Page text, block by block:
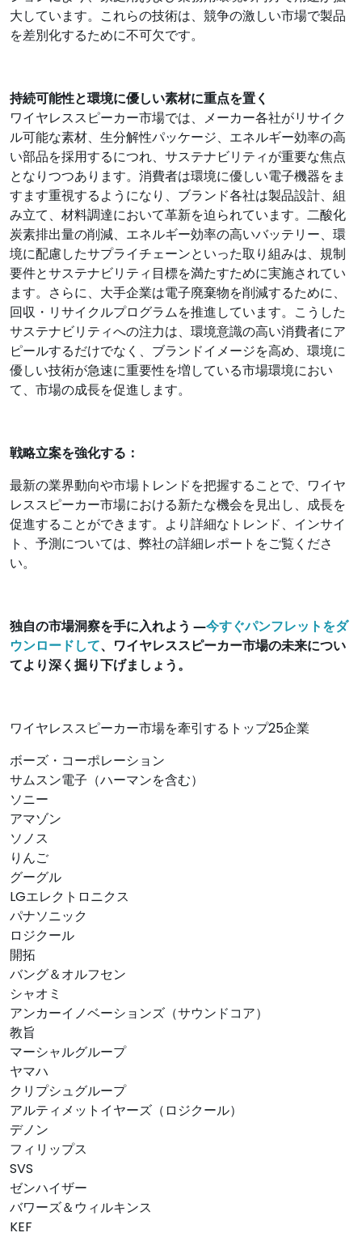
大しています。これらの技術は、競争の激しい市場で製品
を差別化するために不可欠です。
持続可能性と環境に優しい素材に重点を置く
ワイヤレススピーカー市場では、メーカー各社がリサイク
ル可能な素材、生分解性パッケージ、エネルギー効率の高
い部品を採用するにつれ、サステナビリティが重要な焦点
となりつつあります。消費者は環境に優しい電子機器をま
すます重視するようになり、ブランド各社は製品設計、組
み立て、材料調達において革新を迫られています。二酸化
炭素排出量の削減、エネルギー効率の高いバッテリー、環
境に配慮したサプライチェーンといった取り組みは、規制
要件とサステナビリティ目標を満たすために実施されてい
ます。さらに、大手企業は電子廃棄物を削減するために、
回収・リサイクルプログラムを推進しています。こうした
サステナビリティへの注力は、環境意識の高い消費者にア
ピールするだけでなく、ブランドイメージを高め、環境に
優しい技術が急速に重要性を増している市場環境におい
て、市場の成長を促進します。
戦略立案を強化する：
最新の業界動向や市場トレンドを把握することで、ワイヤ
レススピーカー市場における新たな機会を見出し、成長を
促進することができます。より詳細なトレンド、インサイ
ト、予測については、弊社の詳細レポートをご覧くださ
い。
独自の市場洞察を手に入れよう ―今すぐパンフレットをダ
ウンロードして、ワイヤレススピーカー市場の未来につい
てより深く掘り下げましょう。
ワイヤレススピーカー市場を牽引するトップ25企業
ボーズ・コーポレーション
サムスン電子（ハーマンを含む）
ソニー
アマゾン
ソノス
りんご
グーグル
LGエレクトロニクス
パナソニック
ロジクール
開拓
バング＆オルフセン
シャオミ
アンカーイノベーションズ（サウンドコア）
教旨
マーシャルグループ
ヤマハ
クリプシュグループ
アルティメットイヤーズ（ロジクール）
デノン
フィリップス
SVS
ゼンハイザー
バワーズ＆ウィルキンス
KEF